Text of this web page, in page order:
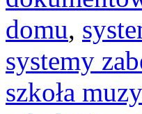
domu,
systemy
szkoła